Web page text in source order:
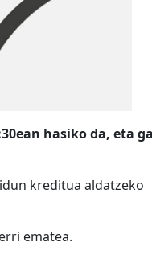
hasiko da, eta
kreditua aldatzeko
ematea.